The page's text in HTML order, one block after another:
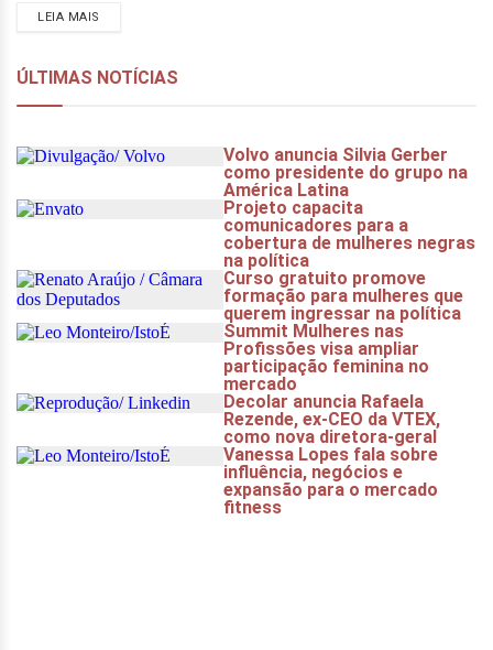
LEIA MAIS